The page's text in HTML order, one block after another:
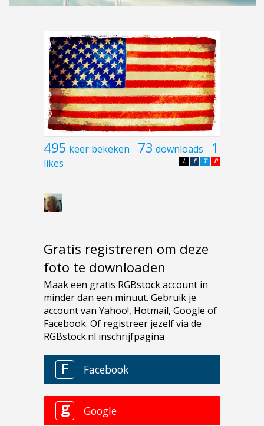
495 keer bekeken 73 downloads 1
likes P
T
F
L
Gratis registreren om deze
foto te downloaden